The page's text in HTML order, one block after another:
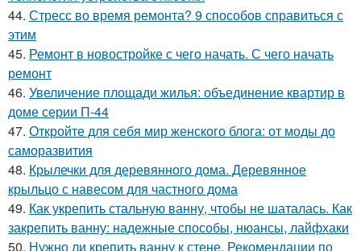
44. Стресс во время ремонта? 9 способов справиться с
этим
45. Ремонт в новостройке с чего начать. С чего начать
ремонт
46. Увеличение площади жилья: объединение квартир в
доме серии П-44
47. Откройте для себя мир женского блога: от моды до
саморазвития
48. Крылечки для деревянного дома. Деревянное
крыльцо с навесом для частного дома
49. Как укрепить стальную ванну, чтобы не шаталась. Как
закрепить ванну: надежные способы, нюансы, лайфхаки
50. Нужно ли крепить ванну к стене. Рекомендации по